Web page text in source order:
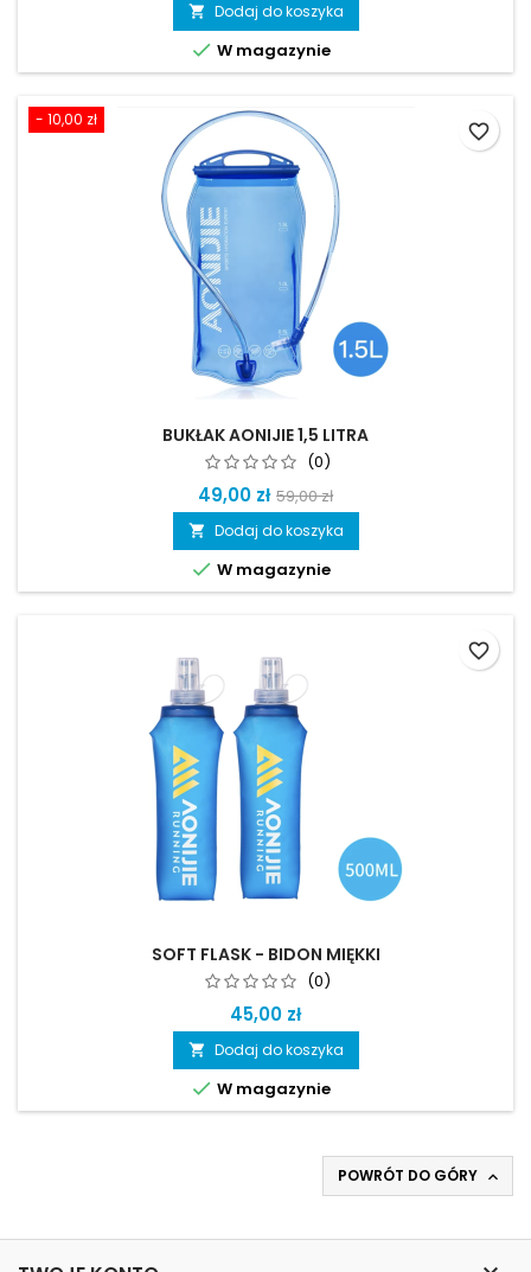
 Dodaj do koszyka
 W magazynie
- 10,00 zł
BUKŁAK AONIJIE 1,5 LITRA
(0)
49,00 zł 59,00 zł
 Dodaj do koszyka
 W magazynie
favorite_border
SOFT FLASK - BIDON MIĘKKI
(0)
45,00 zł
 Dodaj do koszyka
 W magazynie
favorite_border
POWRÓT DO GÓRY 